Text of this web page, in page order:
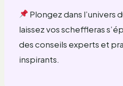
Plongez dans l’univers
laissez vos scheffleras
des conseils experts et
inspirants.